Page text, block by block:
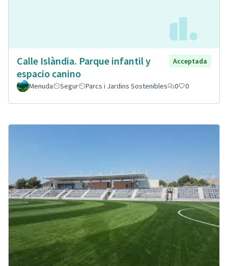
Calle Islàndia. Parque infantil y
espacio canino
Acceptada
Menuda Segur Parcs i Jardins Sostenibles 0 0